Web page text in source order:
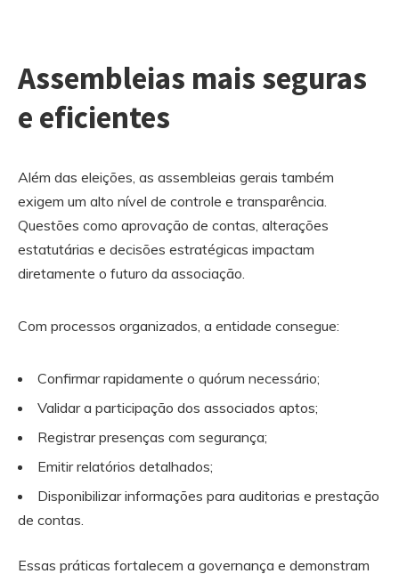
Assembleias mais seguras
e eficientes
Além das eleições, as assembleias gerais também
exigem um alto nível de controle e transparência.
Questões como aprovação de contas, alterações
estatutárias e decisões estratégicas impactam
diretamente o futuro da associação.
Com processos organizados, a entidade consegue:
Confirmar rapidamente o quórum necessário;
Validar a participação dos associados aptos;
Registrar presenças com segurança;
Emitir relatórios detalhados;
Disponibilizar informações para auditorias e prestação
de contas.
Essas práticas fortalecem a governança e demonstram